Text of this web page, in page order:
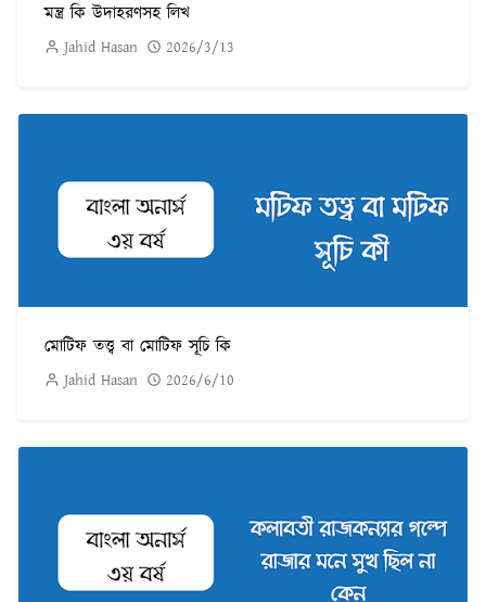
মন্ত্র কি উদাহরণসহ লিখ
Jahid Hasan 2026/3/13
মোটিফ তত্ত্ব বা মোটিফ সূচি কি
Jahid Hasan 2026/6/10